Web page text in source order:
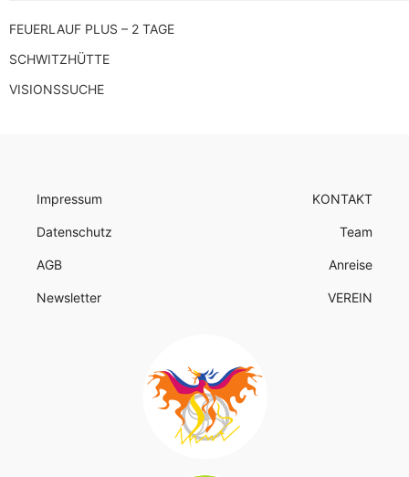
FEUERLAUF PLUS – 2 TAGE
SCHWITZHÜTTE
VISIONSSUCHE
Impressum
Datenschutz
AGB
Newsletter
KONTAKT
Team
Anreise
VEREIN